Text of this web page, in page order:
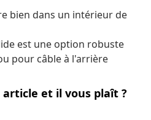
bien dans un intérieur de
est une option robuste
pour câble à l'arrière
et il vous plaît ?